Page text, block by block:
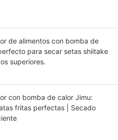
de alimentos con bomba de
para secar setas shiitake
superiores.
con bomba de calor Jimu:
fritas perfectas | Secado